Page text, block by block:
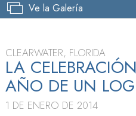
Ve la Galería
CLEARWATER, FLORIDA
LA
AÑO DE UN
1 DE ENERO DE 2014